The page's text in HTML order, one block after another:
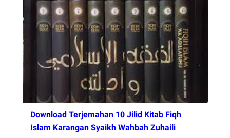
Download Terjemahan 10 Jilid Kitab Fiqh
Islam Karangan Syaikh Wahbah Zuhaili